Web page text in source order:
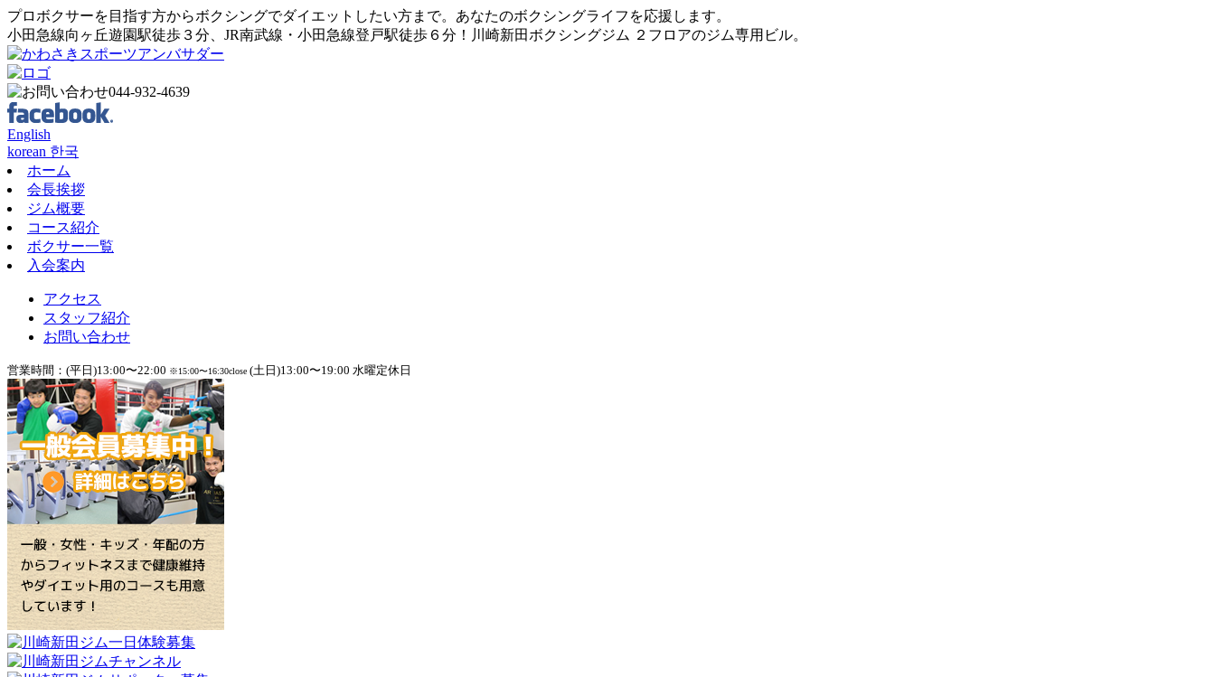
プロボクサーを目指す方からボクシングでダイエットしたい方まで。あなたのボクシングライフを応援します。
小田急線向ヶ丘遊園駅徒歩３分、JR南武線・小田急線登戸駅徒歩６分！川崎新田ボクシングジム ２フロアのジム専用ビル。
English
korean 한국
ホーム
会長挨拶
ジム概要
コース紹介
ボクサー一覧
入会案内
アクセス
スタッフ紹介
お問い合わせ
営業時間：(平日)13:00〜22:00 ※15:00〜16:30close (土日)13:00〜19:00 水曜定休日